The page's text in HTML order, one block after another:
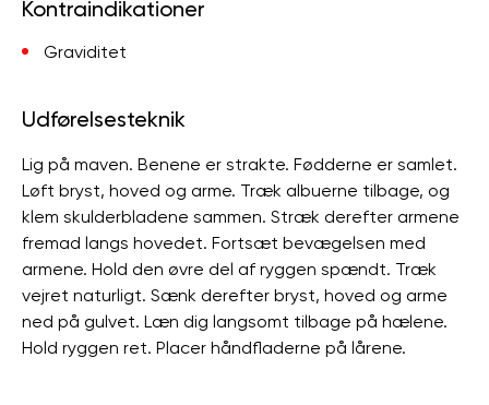
Kontraindikationer
Graviditet
Udførelsesteknik
Lig på maven. Benene er strakte. Fødderne er samlet.
Løft bryst, hoved og arme. Træk albuerne tilbage, og
klem skulderbladene sammen. Stræk derefter armene
fremad langs hovedet. Fortsæt bevægelsen med
armene. Hold den øvre del af ryggen spændt. Træk
vejret naturligt. Sænk derefter bryst, hoved og arme
ned på gulvet. Læn dig langsomt tilbage på hælene.
Hold ryggen ret. Placer håndfladerne på lårene.